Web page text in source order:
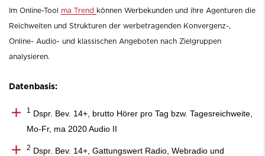
Im Online-Tool ma Trend können Werbekunden und ihre Agenturen die
Reichweiten und Strukturen der werbetragenden Konvergenz-,
Online- Audio- und klassischen Angeboten nach Zielgruppen
analysieren.
Datenbasis:
1 Dspr. Bev. 14+, brutto Hörer pro Tag bzw. Tagesreichweite,
Mo-Fr, ma 2020 Audio II
2 Dspr. Bev. 14+, Gattungswert Radio, Webradio und